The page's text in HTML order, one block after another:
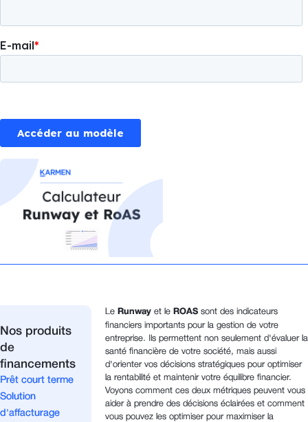
Nos produits
de
financements
Prêt court terme
Solution
d'affacturage
Le Runway et le ROAS sont des indicateurs
financiers importants pour la gestion de votre
entreprise. Ils permettent non seulement d'évaluer la
santé financière de votre société, mais aussi
d'orienter vos décisions stratégiques pour optimiser
la rentabilité et maintenir votre équilibre financier.
Voyons comment ces deux métriques peuvent vous
aider à prendre des décisions éclairées et comment
vous pouvez les optimiser pour maximiser la